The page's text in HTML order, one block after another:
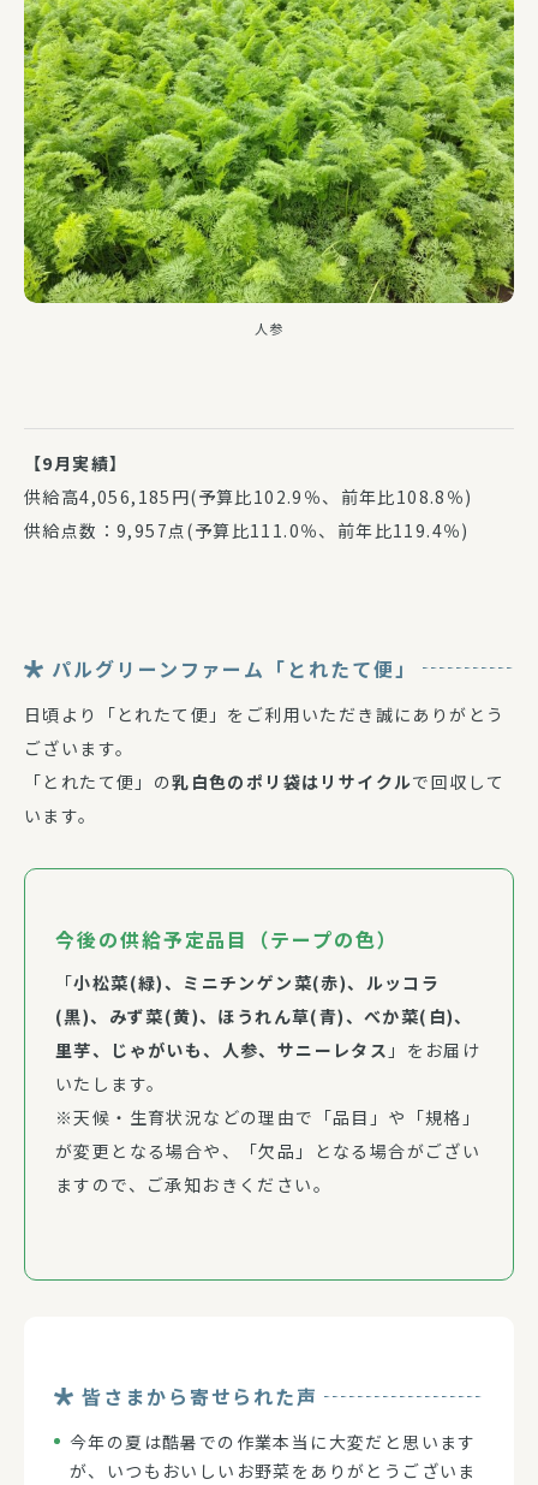
人参
【9月実績】
供給高4,056,185円(予算比102.9％、前年比108.8％)
供給点数：9,957点(予算比111.0％、前年比119.4％)
パルグリーンファーム「とれたて便」
日頃より「とれたて便」をご利用いただき誠にありがとう
ございます。
「とれたて便」の乳白色のポリ袋はリサイクルで回収して
います。
今後の供給予定品目（テープの色）
「小松菜(緑)、ミニチンゲン菜(赤)、ルッコラ
(黒)、みず菜(黄)、ほうれん草(青)、べか菜(白)、
里芋、じゃがいも、人参、サニーレタス 」をお届け
いたします。
※天候・生育状況などの理由で「品目」や「規格」
が変更となる場合や、「欠品」となる場合がござい
ますので、ご承知おきください。
皆さまから寄せられた声
今年の夏は酷暑での作業本当に大変だと思います
が、 いつもおいしいお野菜をありがとうございま